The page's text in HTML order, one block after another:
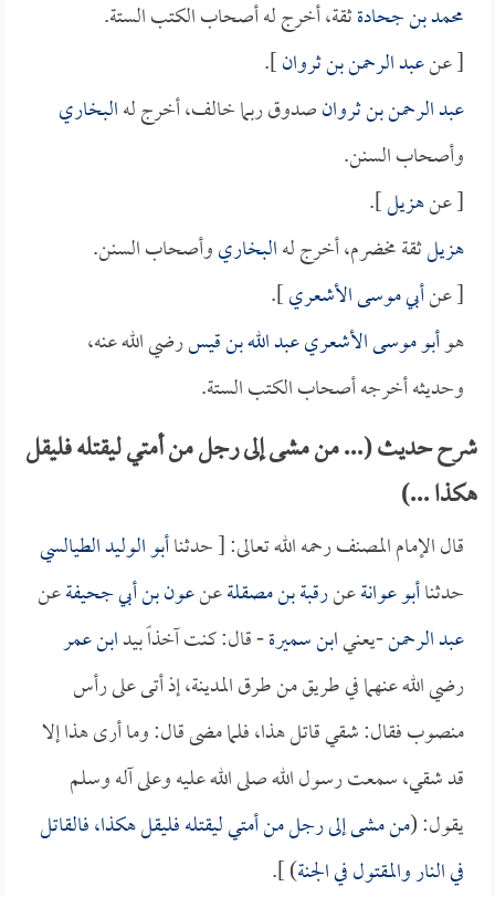
محمد بن جحادةثقة، أخرج له أصحاب الكتب الستة.
[ عنعبد الرحمن بن ثروان].
عبد الرحمن بن ثروانصدوق ربما خالف، أخرج لهالبخاري
وأصحاب السنن.
[ عنهزيل].
هزيلثقة مخضرم، أخرج لهالبخاريوأصحاب السنن.
[ عنأبي موسى الأشعري].
هوأبو موسى الأشعري عبد الله بن قيسرضي الله عنه،
وحديثه أخرجه أصحاب الكتب الستة.
شرح حديث (... من مشى إلى رجل من أمتي ليقتله فليقل
هكذا ...)
قال الإمام المصنف رحمه الله تعالى: [ حدثناأبو الوليد الطيالسي
حدثناأبو عوانةعنرقبة بن مصقلةعنعون بن أبي جحيفةعن
عبد الرحمن-يعنيابن سميرة- قال: كنت آخذاً بيدابن عمر
رضي الله عنهما في طريق من طرق المدينة، إذ أتى على رأس
منصوب فقال: شقي قاتل هذا، فلما مضى قال: وما أرى هذا إلا
قد شقي، سمعت رسول الله صلى الله عليه وعلى آله وسلم
يقول: (من مشى إلى رجل من أمتي ليقتله فليقل هكذا، فالقاتل
في النار والمقتول في الجنة) ].